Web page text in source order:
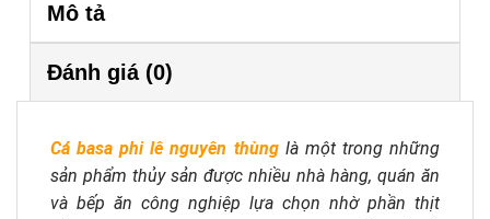
Mô tả
Đánh giá (0)
Cá basa phi lê nguyên thùnglà một trong những
sản phẩm thủy sản được nhiều nhà hàng, quán ăn
và bếp ăn công nghiệp lựa chọn nhờ phần thịt